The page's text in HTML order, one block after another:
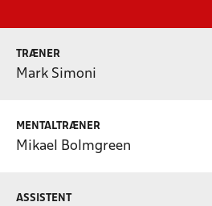
TRÆNER
Mark Simoni
MENTALTRÆNER
Mikael Bolmgreen
ASSISTENT